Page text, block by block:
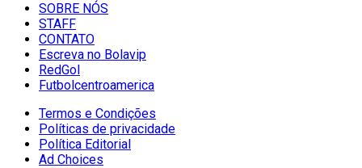
SOBRE NÓS
STAFF
CONTATO
Escreva no Bolavip
RedGol
Futbolcentroamerica
Termos e Condições
Políticas de privacidade
Política Editorial
Ad Choices